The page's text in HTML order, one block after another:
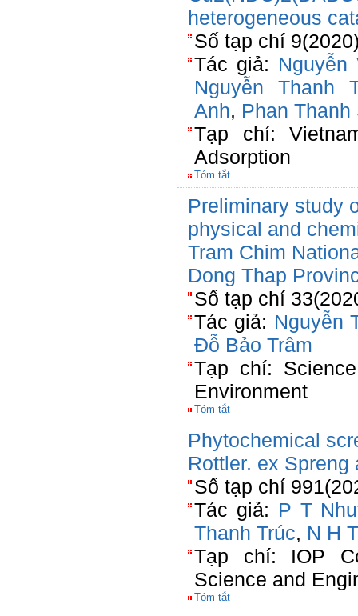
heterogeneous
Số tạp chí
Tác giả: Nguyễn
Nguyễn Thanh
Anh, Phan Thanh
Tạp chí:
Adsorption
Tóm tắt
Preliminary study
physical and
Tram Chim
Dong Thap
Số tạp chí
Tác giả: Nguyễn
Đỗ Bảo Trâm
Tạp chí:
Environment
Tóm tắt
Phytochemical
Rottler. ex Spreng
Số tạp chí
Tác giả: P T
Thanh Trúc, N H
Tạp chí: IOP
Science and
Tóm tắt